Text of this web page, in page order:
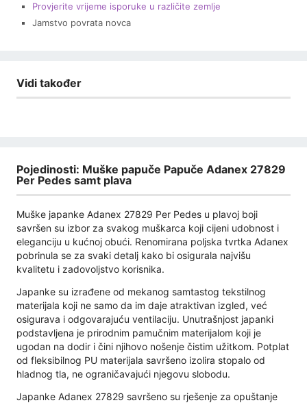
Provjerite vrijeme isporuke u različite zemlje
Jamstvo povrata novca
Vidi također
Pojedinosti: Muške papuče Papuče Adanex 27829
Per Pedes samt plava
Muške japanke Adanex 27829 Per Pedes u plavoj boji
savršen su izbor za svakog muškarca koji cijeni udobnost i
eleganciju u kućnoj obući. Renomirana poljska tvrtka Adanex
pobrinula se za svaki detalj kako bi osigurala najvišu
kvalitetu i zadovoljstvo korisnika.
Japanke su izrađene od mekanog samtastog tekstilnog
materijala koji ne samo da im daje atraktivan izgled, već
osigurava i odgovarajuću ventilaciju. Unutrašnjost japanki
podstavljena je prirodnim pamučnim materijalom koji je
ugodan na dodir i čini njihovo nošenje čistim užitkom. Potplat
od fleksibilnog PU materijala savršeno izolira stopalo od
hladnog tla, ne ograničavajući njegovu slobodu.
Japanke Adanex 27829 savršeno su rješenje za opuštanje